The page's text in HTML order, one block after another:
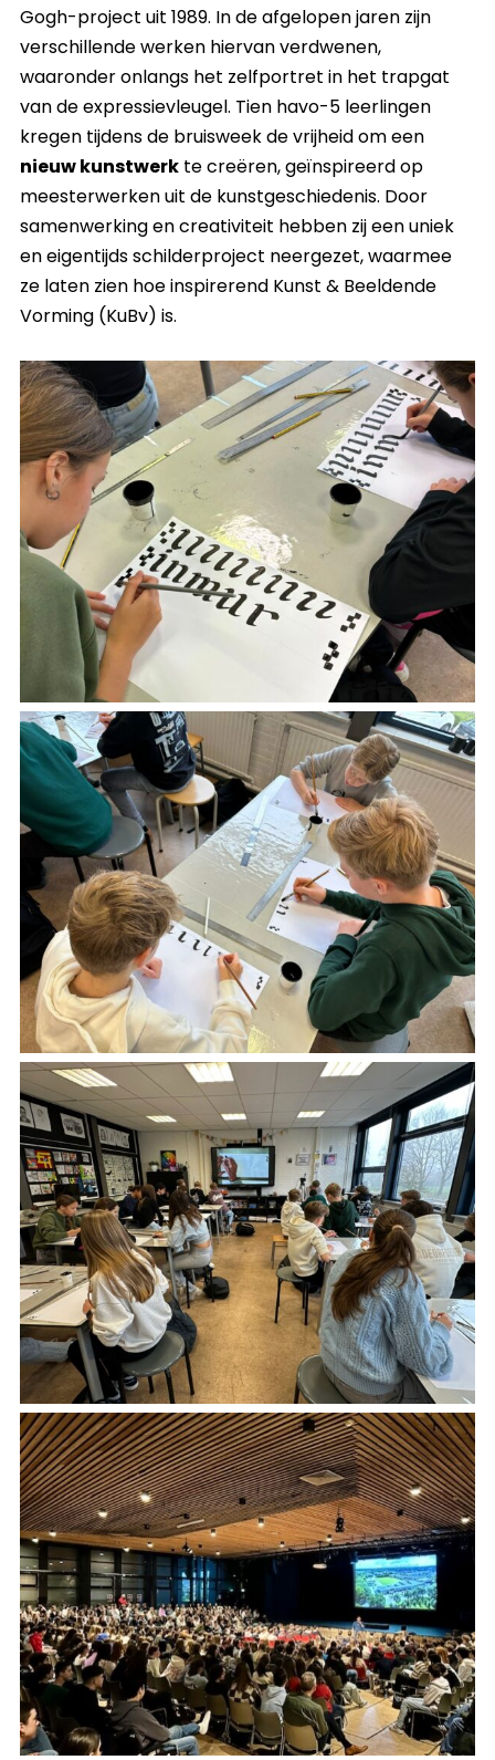
Gogh-project uit 1989. In de afgelopen jaren zijn
verschillende werken hiervan verdwenen,
waaronder onlangs het zelfportret in het trapgat
van de expressievleugel. Tien havo-5 leerlingen
kregen tijdens de bruisweek de vrijheid om een
nieuw kunstwerk te creëren, geïnspireerd op
meesterwerken uit de kunstgeschiedenis. Door
samenwerking en creativiteit hebben zij een uniek
en eigentijds schilderproject neergezet, waarmee
ze laten zien hoe inspirerend Kunst & Beeldende
Vorming (KuBv) is.